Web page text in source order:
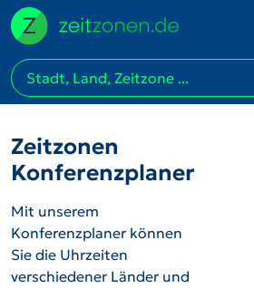
Zeitzonen
Konferenzplaner
Mit unserem
Konferenzplaner können
Sie die Uhrzeiten
verschiedener Länder und